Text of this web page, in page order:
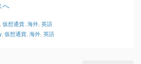
へ
仮想通貨 海外 英語
仮想通貨 海外 英語